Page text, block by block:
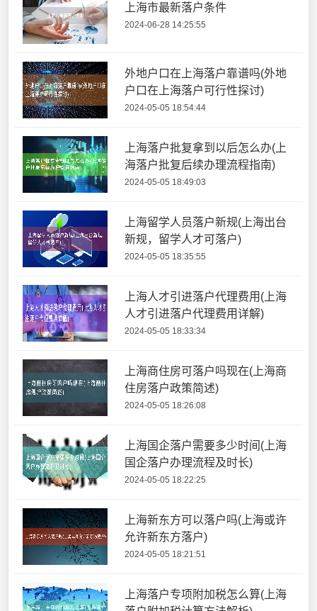
上海市最新落户条件
2024-06-28 14:25:55
外地户口在上海落户靠谱吗(外地
户口在上海落户可行性探讨)
2024-05-05 18:54:44
上海落户批复拿到以后怎么办(上
海落户批复后续办理流程指南)
2024-05-05 18:49:03
上海留学人员落户新规(上海出台
新规，留学人才可落户)
2024-05-05 18:35:55
上海人才引进落户代理费用(上海
人才引进落户代理费用详解)
2024-05-05 18:33:34
上海商住房可落户吗现在(上海商
住房落户政策简述)
2024-05-05 18:26:08
上海国企落户需要多少时间(上海
国企落户办理流程及时长)
2024-05-05 18:22:25
上海新东方可以落户吗(上海或许
允许新东方落户)
2024-05-05 18:21:51
上海落户专项附加税怎么算(上海